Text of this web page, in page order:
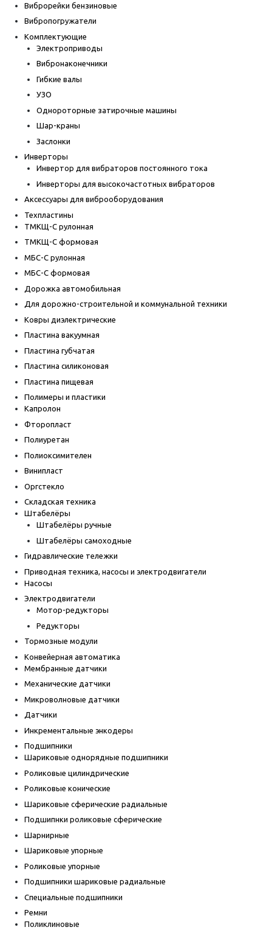
Виброрейки бензиновые
Вибропогружатели
Комплектующие
Электроприводы
Вибронаконечники
Гибкие валы
УЗО
Однороторные затирочные машины
Шар-краны
Заслонки
Инверторы
Инвертор для вибраторов постоянного тока
Инверторы для высокочастотных вибраторов
Аксессуары для виброоборудования
Техпластины
ТМКЩ-С рулонная
ТМКЩ-С формовая
МБС-С рулонная
МБС-С формовая
Дорожка автомобильная
Для дорожно-строительной и коммунальной техники
Ковры диэлектрические
Пластина вакуумная
Пластина губчатая
Пластина силиконовая
Пластина пищевая
Полимеры и пластики
Капролон
Фторопласт
Полиуретан
Полиоксимителен
Винипласт
Оргстекло
Складская техника
Штабелёры
Штабелёры ручные
Штабелёры самоходные
Гидравлические тележки
Приводная техника, насосы и электродвигатели
Насосы
Электродвигатели
Мотор-редукторы
Редукторы
Тормозные модули
Конвейерная автоматика
Мембранные датчики
Механические датчики
Микроволновые датчики
Датчики
Инкрементальные энкодеры
Подшипники
Шариковые однорядные подшипники
Роликовые цилиндрические
Роликовые конические
Шариковые сферические радиальные
Подшипнки роликовые сферические
Шарнирные
Шариковые упорные
Роликовые упорные
Подшипники шариковые радиальные
Специальные подшипники
Ремни
Поликлиновые